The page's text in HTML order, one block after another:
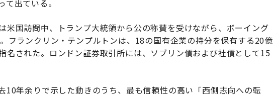
出ている。
米国訪問中、トランプ大統領から公の称賛を受けながら、ボーイング
フランクリン・テンプルトンは、18の国有企業の持分を保有する20億
名された。ロンドン証券取引所には、ソブリン債および社債として15
10年余りで示した動きのうち、最も信頼性の高い「西側志向への転